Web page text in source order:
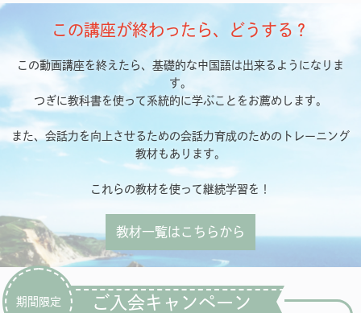
この講座が終わったら、どうする？
この動画講座を終えたら、基礎的な中国語は出来るようになりま
す。
つぎに教科書を使って系統的に学ぶことをお薦めします。
また、会話力を向上させるための会話力育成のためのトレーニング
教材もあります。
これらの教材を使って継続学習を！
教材一覧はこちらから
ご入会キャンペーン
期間限定